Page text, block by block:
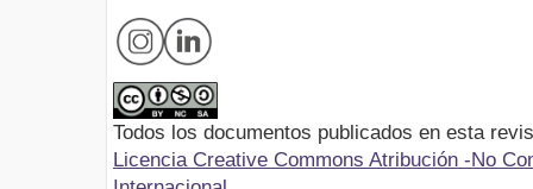
Todos los documentos publicados en esta
Licencia Creative Commons Atribución -No